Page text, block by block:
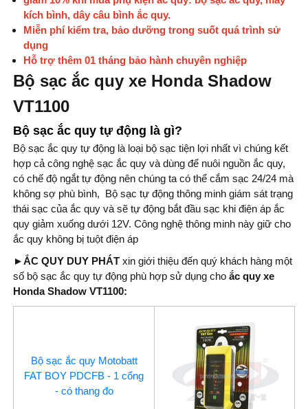
kích bình, dây câu bình ắc quy.
Miễn phí kiểm tra, bảo dưỡng trong suốt quá trình sử
dụng
Hỗ trợ thêm 01 tháng bảo hành chuyên nghiệp
Bộ sạc ắc quy xe Honda Shadow
VT1100
Bộ sạc ắc quy tự động là gì?
Bộ sạc ắc quy tự động là loại bộ sạc tiện lợi nhất vì chúng kết
hợp cả công nghệ sạc ắc quy và dùng để nuôi nguồn ắc quy,
có chế độ ngắt tự động nên chúng ta có thể cắm sạc 24/24 mà
không sợ phù bình, Bộ sạc tự động thông minh giám sát trạng
thái sạc của ắc quy và sẽ tự động bắt đầu sạc khi điện áp ắc
quy giảm xuống dưới 12V. Công nghệ thông minh này giữ cho
ắc quy không bị tuột điện áp
►ẮC QUY DUY PHÁT xin giới thiệu đến quý khách hàng một
số bộ sạc ắc quy tự động phù hợp sử dụng cho ắc quy xe
Honda Shadow VT1100:
Bộ sạc ắc quy Motobatt
FAT BOY PDCFB - 1 cổng
- có thang đo